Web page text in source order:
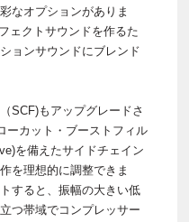
なオプションがありま
ェクトサウンドを作るた
ョンサウンドにブレンド
SCF)もアップグレードさ
ーカット・ブーストフィル
を備えたサイドチェイン
を理想的に調整できま
すると、振幅の大きい低
つ帯域でコンプレッサー